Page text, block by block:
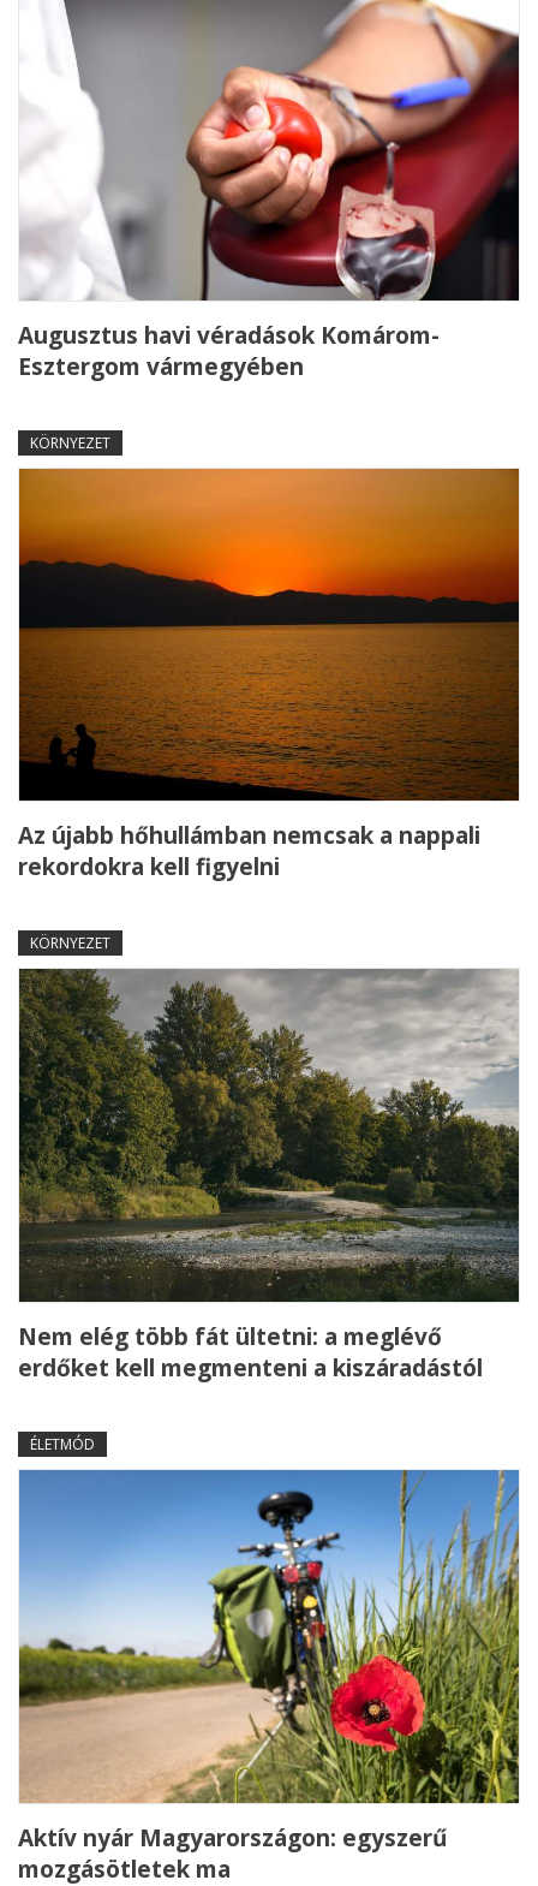
Augusztus havi véradások Komárom-
Esztergom vármegyében
KÖRNYEZET
Az újabb hőhullámban nemcsak a nappali
rekordokra kell figyelni
KÖRNYEZET
Nem elég több fát ültetni: a meglévő
erdőket kell megmenteni a kiszáradástól
ÉLETMÓD
Aktív nyár Magyarországon: egyszerű
mozgásötletek ma